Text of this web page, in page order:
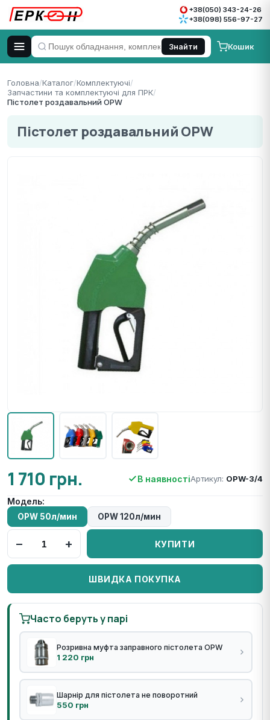
+38(050) 343-24-26
+38(098) 556-97-27
Знайти Кошик
Головна/Каталог/Комплектуючі/
Запчастини та комплектуючі для ПРК/
Пістолет роздавальний OPW
Пістолет роздавальний OPW
1 710 грн. В наявностіАртикул: OPW-3/4
Модель:
OPW 50л/мин OPW 120л/мин
− + КУПИТИ
ШВИДКА ПОКУПКА
Часто беруть у парі
Розривна муфта заправного пістолета OPW
1 220 грн
Шарнір для пістолета не поворотний
550 грн